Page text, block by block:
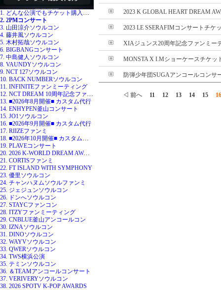
1. どんな公演でもチケット購入代行
2. 2PMコンサート
3. 山田涼介ソウルコン
4. 藤井風ソウルコン
5. 木村拓哉ソウルコン
6. BIGBANGコンサート
7. 中島健人ソウルコン
8. VAUNDYソウルコン
9. NCT 127ソウルコン
10. BACK NUMBERソウルコン
11. INFINITEファンミーティング
12. NCT DREAM 10周年記念ファンミ
13. ■2026年8月開催■ カスタム代行
14. ENHYPEN釜山コンサート
15. JO1ソウルコン
16. ■2026年9月開催■ カスタム代行
17. RIIZEファンミ
18. ■2026年10月開催■ カスタム代行
19. PLAVEコンサート
20. 2026 K-WORLD DREAM AWARDS
21. CORTISファンミ
22. FT ISLAND WITH SYMPHONY
23. 優里ソウルコン
24. チャンハヌムソウルファンミ
25. ジェジュンソウルコン
26. ドンへソウルコン
27. STAYCファンコン
28. ITZYファンミーティング
29. CNBLUE釜山アンコールコン
30. IZNAソウルコン
31. DINOソウルコン
32. WAYVソウルコン
33. QWERソウルコン
34. TWS横浜公演
35. テミンソウルコン
36. ＆TEAMアンコールコンサート
37. VERIVERYソウルコン
38. 2026 SPOTV K-POP AWARDS
2023 K GLOBAL HEART DREAM
2023 LE SSERAFIMコンサートチケ
XIAジュンス20周年記念ファンミー
MONSTA X I.Mショーケースチケッ
防弾少年団SUGAアンコールコンサ
◁ 前へ 11 12 13 14 15 16